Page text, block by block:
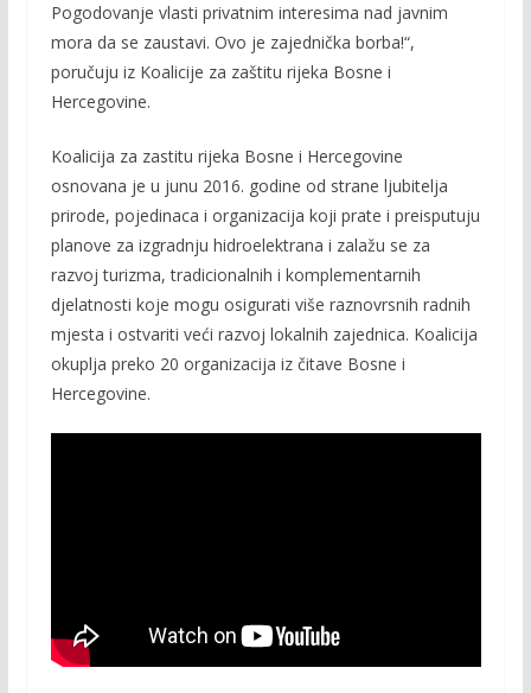
Pogodovanje vlasti privatnim interesima nad javnim
mora da se zaustavi. Ovo je zajednička borba!“,
poručuju iz Koalicije za zaštitu rijeka Bosne i
Hercegovine.
Koalicija za zastitu rijeka Bosne i Hercegovine
osnovana je u junu 2016. godine od strane ljubitelja
prirode, pojedinaca i organizacija koji prate i preisputuju
planove za izgradnju hidroelektrana i zalažu se za
razvoj turizma, tradicionalnih i komplementarnih
djelatnosti koje mogu osigurati više raznovrsnih radnih
mjesta i ostvariti veći razvoj lokalnih zajednica. Koalicija
okuplja preko 20 organizacija iz čitave Bosne i
Hercegovine.